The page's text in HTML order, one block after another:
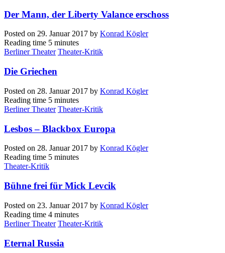
Der Mann, der Liberty Valance erschoss
Posted on 29. Januar 2017 by Konrad Kögler
Reading time 5 minutes
Berliner Theater Theater-Kritik
Die Griechen
Posted on 28. Januar 2017 by Konrad Kögler
Reading time 5 minutes
Berliner Theater Theater-Kritik
Lesbos – Blackbox Europa
Posted on 28. Januar 2017 by Konrad Kögler
Reading time 5 minutes
Theater-Kritik
Bühne frei für Mick Levcik
Posted on 23. Januar 2017 by Konrad Kögler
Reading time 4 minutes
Berliner Theater Theater-Kritik
Eternal Russia